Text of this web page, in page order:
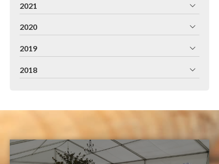
2021
2020
2019
2018